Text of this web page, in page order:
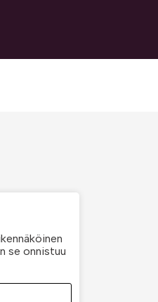
se onnistuu